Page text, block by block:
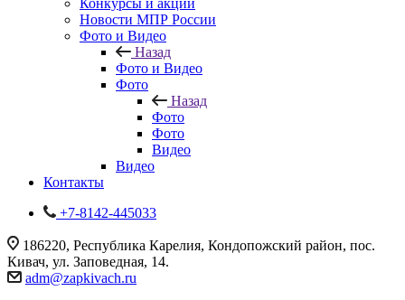
Конкурсы и акции
Новости МПР России
Фото и Видео
Назад
Фото и Видео
Фото
Назад
Фото
Фото
Видео
Видео
Контакты
+7-8142-445033
186220, Республика Карелия, Кондопожский район, пос.
Кивач, ул. Заповедная, 14.
adm@zapkivach.ru